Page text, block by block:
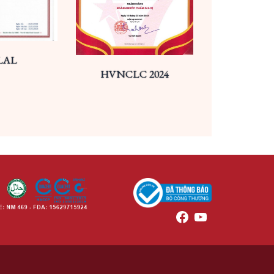
HVNCLC 2024
Facebook
YouTube